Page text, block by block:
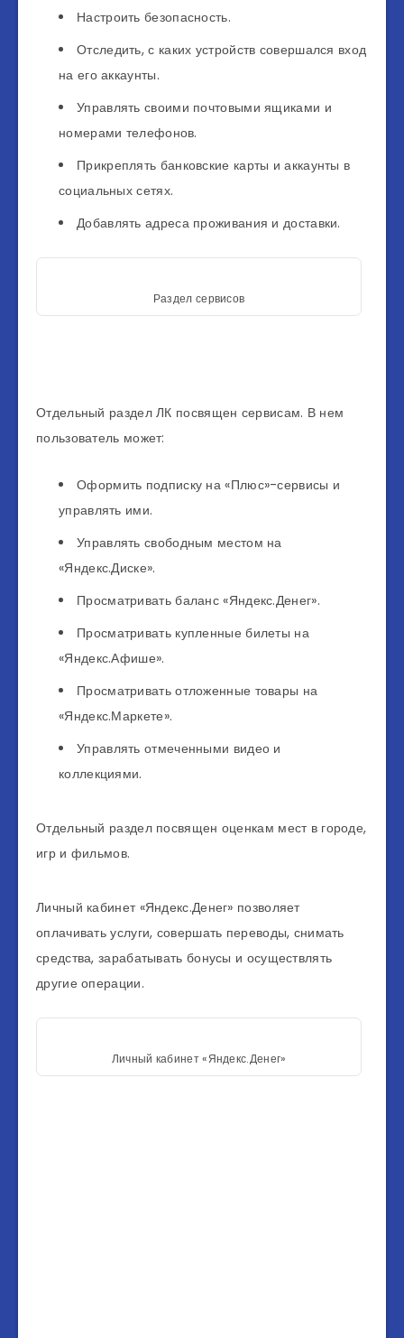
Настроить безопасность.
Отследить, с каких устройств совершался вход
на его аккаунты.
Управлять своими почтовыми ящиками и
номерами телефонов.
Прикреплять банковские карты и аккаунты в
социальных сетях.
Добавлять адреса проживания и доставки.
Раздел сервисов
Отдельный раздел ЛК посвящен сервисам. В нем
пользователь может:
Оформить подписку на «Плюс»-сервисы и
управлять ими.
Управлять свободным местом на
«Яндекс.Диске».
Просматривать баланс «Яндекс.Денег».
Просматривать купленные билеты на
«Яндекс.Афише».
Просматривать отложенные товары на
«Яндекс.Маркете».
Управлять отмеченными видео и
коллекциями.
Отдельный раздел посвящен оценкам мест в городе,
игр и фильмов.
Личный кабинет «Яндекс.Денег» позволяет
оплачивать услуги, совершать переводы, снимать
средства, зарабатывать бонусы и осуществлять
другие операции.
Личный кабинет «Яндекс.Денег»